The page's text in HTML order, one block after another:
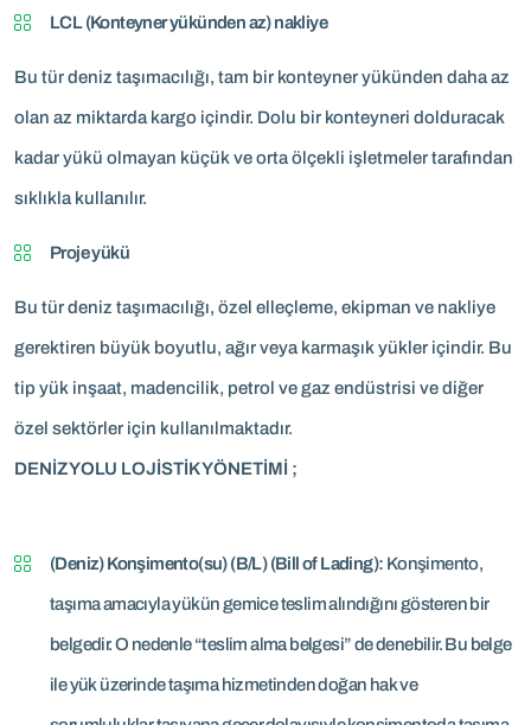
LCL (Konteyner yükünden az) nakliye
Bu tür deniz taşımacılığı, tam bir konteyner yükünden daha az
olan az miktarda kargo içindir. Dolu bir konteyneri dolduracak
kadar yükü olmayan küçük ve orta ölçekli işletmeler tarafından
sıklıkla kullanılır.
Proje yükü
Bu tür deniz taşımacılığı, özel elleçleme, ekipman ve nakliye
gerektiren büyük boyutlu, ağır veya karmaşık yükler içindir. Bu
tip yük inşaat, madencilik, petrol ve gaz endüstrisi ve diğer
özel sektörler için kullanılmaktadır.
DENİZYOLU LOJİSTİK YÖNETİMİ ;
(Deniz) Konşimento(su) (B/L) (Bill of Lading): Konşimento,
taşıma amacıyla yükün gemice teslim alındığını gösteren bir
belgedir. O nedenle “teslim alma belgesi” de denebilir. Bu belge
ile yük üzerinde taşıma hizmetinden doğan hak ve